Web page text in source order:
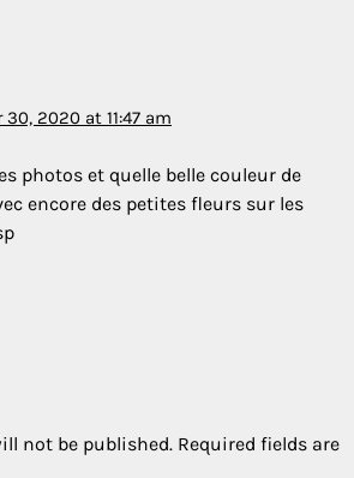
2020 at 11:47 am
photos et quelle belle couleur de
encore des petites fleurs sur les
not be published. Required fields are